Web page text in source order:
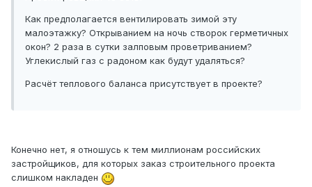
Как предполагается вентилировать зимой эту
малоэтажку? Открыванием на ночь створок герметичных
окон? 2 раза в сутки залповым проветриванием?
Углекислый газ с радоном как будут удаляться?
Расчёт теплового баланса присутствует в проекте?
Конечно нет, я отношусь к тем миллионам российских
застройщиков, для которых заказ строительного проекта
слишком накладен